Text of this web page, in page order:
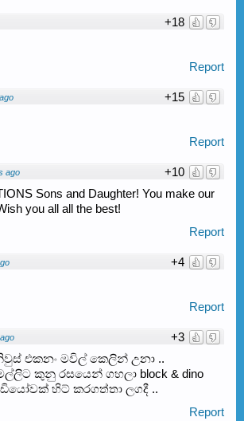
+18
Report
+15
Report
+10
ago
Sons and Daughter! You make our
you all all the best!
Report
+4
Report
+3
එකනං මවිල් කෙලින් උනා ..
මල්ලිට කුනු රසයෙන් ගහලා block & dino
හිට් කරගත්තා ලගදී ..
Report